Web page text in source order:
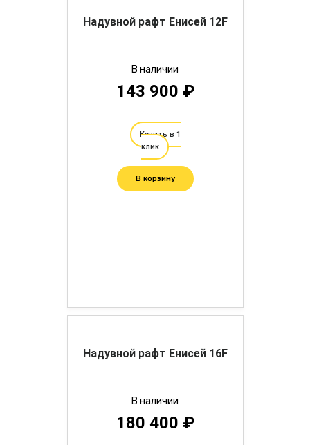
Надувной рафт Енисей 12F
В наличии
143 900 ₽
Купить в 1
клик
В корзину
Надувной рафт Енисей 16F
В наличии
180 400 ₽